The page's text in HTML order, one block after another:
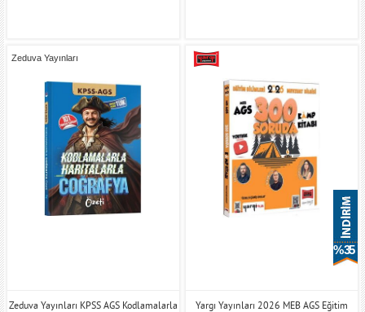
Zeduva Yayınları
Zeduva Yayınları KPSS AGS Kodlamalarla
% 35
Yargı Yayınları 2026 MEB AGS Eğitim